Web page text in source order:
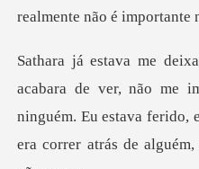
ninguém. Eu estava ferido,